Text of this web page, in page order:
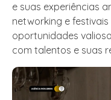
e suas experiências
networking e
oportunidades
com talentos e suas